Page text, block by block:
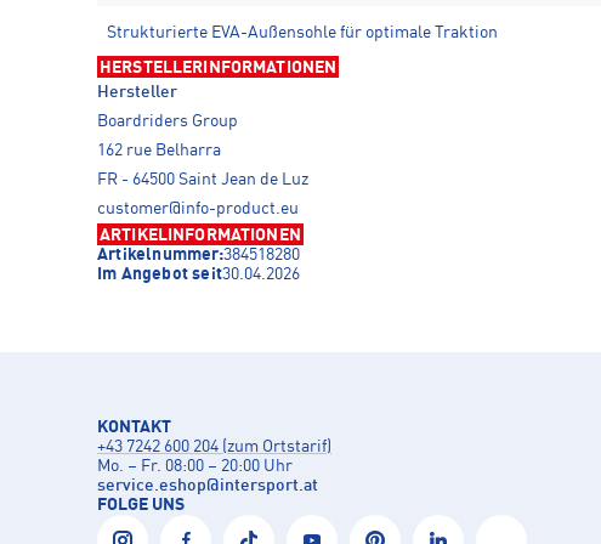
Strukturierte EVA-Außensohle für optimale Traktion
HERSTELLERINFORMATIONEN
Hersteller
Boardriders Group
162 rue Belharra
FR - 64500 Saint Jean de Luz
customer@info-product.eu
ARTIKELINFORMATIONEN
Artikelnummer:384518280
Im Angebot seit30.04.2026
KONTAKT
+43 7242 600 204 (zum Ortstarif)
Mo. – Fr. 08:00 – 20:00 Uhr
service.eshop@intersport.at
FOLGE UNS